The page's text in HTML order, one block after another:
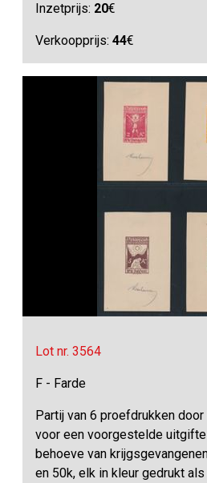
Inzetprijs: 20€
Verkoopprijs:44€
Lot nr. 3564
F - Farde
Partij van 6 proefdrukken
voor een voorgestelde
behoeve van
en 50k, elk in kleur gedrukt